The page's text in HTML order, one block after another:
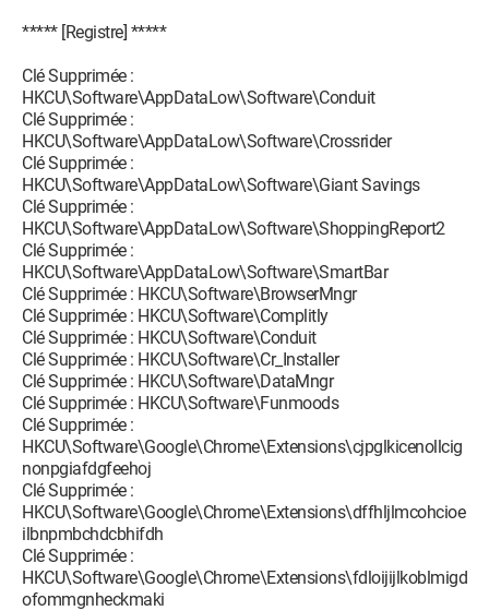
***** [Registre] *****
Clé Supprimée :
HKCU\Software\AppDataLow\Software\Conduit
Clé Supprimée :
HKCU\Software\AppDataLow\Software\Crossrider
Clé Supprimée :
HKCU\Software\AppDataLow\Software\Giant Savings
Clé Supprimée :
HKCU\Software\AppDataLow\Software\ShoppingReport2
Clé Supprimée :
HKCU\Software\AppDataLow\Software\SmartBar
Clé Supprimée : HKCU\Software\BrowserMngr
Clé Supprimée : HKCU\Software\Complitly
Clé Supprimée : HKCU\Software\Conduit
Clé Supprimée : HKCU\Software\Cr_Installer
Clé Supprimée : HKCU\Software\DataMngr
Clé Supprimée : HKCU\Software\Funmoods
Clé Supprimée :
HKCU\Software\Google\Chrome\Extensions\cjpglkicenollcig
nonpgiafdgfeehoj
Clé Supprimée :
HKCU\Software\Google\Chrome\Extensions\dffhljlmcohcioe
ilbnpmbchdcbhifdh
Clé Supprimée :
HKCU\Software\Google\Chrome\Extensions\fdloijijlkoblmigd
ofommgnheckmaki